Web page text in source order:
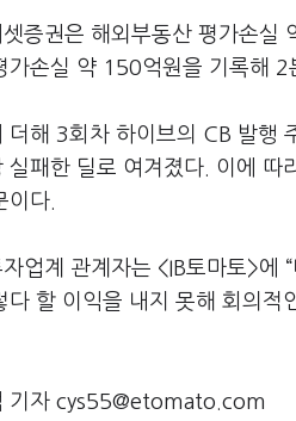
셋증권은 해외부동산 평가손
가손실 약 150억원을 기록해
더해 3회차 하이브의 CB 발행
실패한 딜로 여겨졌다. 이에 따
이다.
업계 관계자는 <IB토마토>에
다 할 이익을 내지 못해 회의적
기자 cys55@etomato.com